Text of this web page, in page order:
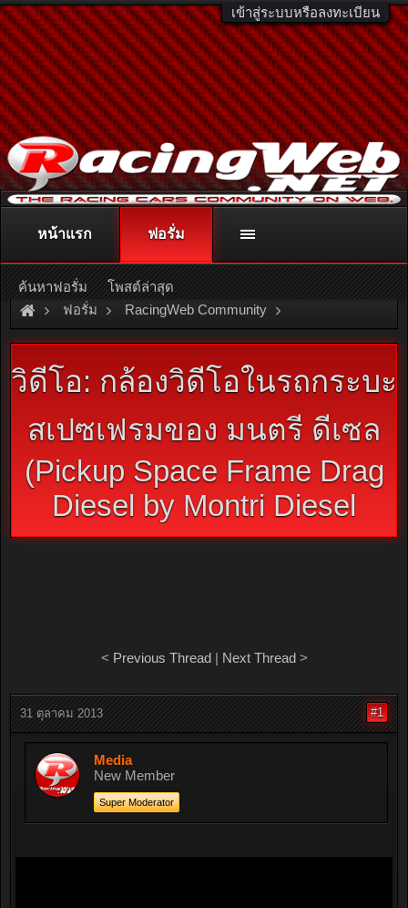
เข้าสู่ระบบหรือลงทะเบียน
ติดต่อลงโฆษณา racingweb@gmail.comหรือโทร. 081-811-1138
หรืออ่านรายละเอียดเพิ่มเติม คลิกที่นี่
ฟอรั่ม RacingWeb Community
Motorsport Forum Drag Racing
วิดีโอ: กล้องวิดีโอในรถกระบะ
สเปซเฟรมของ มนตรี ดีเซล
(Pickup Space Frame Drag
Diesel by Montri Diesel
< Previous Thread| Next Thread>
31 ตุลาคม 2013 #1
Media
New Member
Super Moderator
หน้าแรก ฟอรั่ม
ค้นหาฟอรั่ม โพสต์ล่าสุด